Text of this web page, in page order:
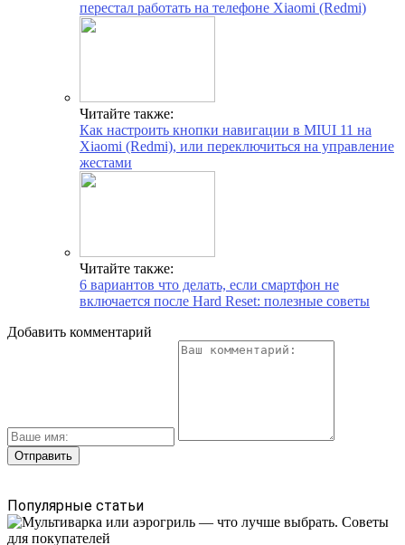
перестал работать на телефоне Xiaomi (Redmi)
Читайте также:
Как настроить кнопки навигации в MIUI 11 на
Xiaomi (Redmi), или переключиться на управление
жестами
Читайте также:
6 вариантов что делать, если смартфон не
включается после Hard Reset: полезные советы
Добавить комментарий
Популярные статьи